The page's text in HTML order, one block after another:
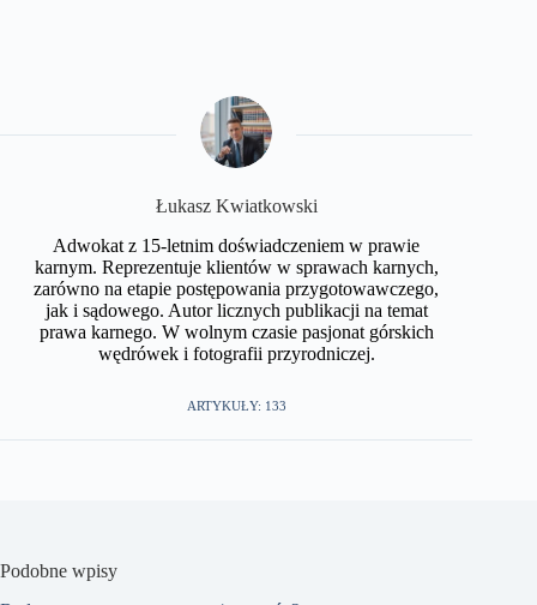
​Łukasz Kwiatkowski
Adwokat z 15-letnim doświadczeniem w prawie
karnym. Reprezentuje klientów w sprawach karnych,
zarówno na etapie postępowania przygotowawczego,
jak i sądowego. Autor licznych publikacji na temat
prawa karnego. W wolnym czasie pasjonat górskich
wędrówek i fotografii przyrodniczej.​
ARTYKUŁY: 133
Podobne wpisy